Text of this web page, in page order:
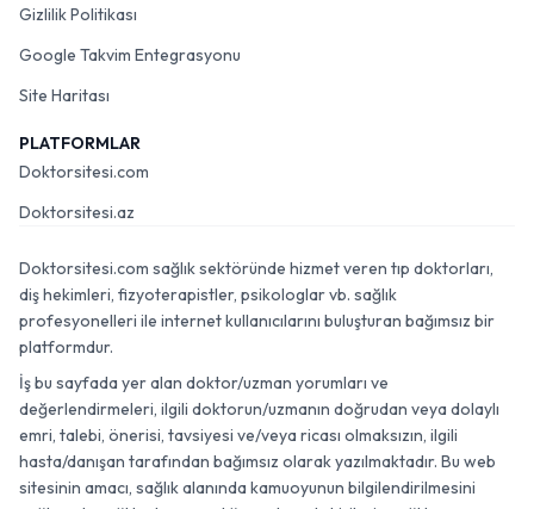
Gizlilik Politikası
Google Takvim Entegrasyonu
Site Haritası
PLATFORMLAR
Doktorsitesi.com
Doktorsitesi.az
Doktorsitesi.com sağlık sektöründe hizmet veren tıp doktorları,
diş hekimleri, fizyoterapistler, psikologlar vb. sağlık
profesyonelleri ile internet kullanıcılarını buluşturan bağımsız bir
platformdur.
İş bu sayfada yer alan doktor/uzman yorumları ve
değerlendirmeleri, ilgili doktorun/uzmanın doğrudan veya dolaylı
emri, talebi, önerisi, tavsiyesi ve/veya ricası olmaksızın, ilgili
hasta/danışan tarafından bağımsız olarak yazılmaktadır. Bu web
sitesinin amacı, sağlık alanında kamuoyunun bilgilendirilmesini